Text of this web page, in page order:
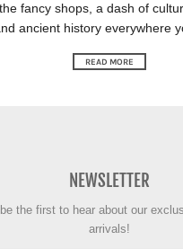
fancy shops, a dash of
ancient history everywhere
READ MORE
NEWSLETTER
the first to hear about our
arrivals!